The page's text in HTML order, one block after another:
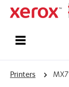
Printers